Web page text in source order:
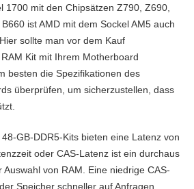
1700 mit den Chipsätzen Z790, Z690,
ist AMD mit dem Sockel AM5 auch
sollte man vor dem Kauf
Kit mit Ihrem Motherboard
besten die Spezifikationen des
überprüfen, um sicherzustellen, dass
GB-DDR5-Kits bieten eine Latenz von
oder CAS-Latenz ist ein durchaus
von RAM. Eine niedrige CAS-
Speicher schneller auf Anfragen